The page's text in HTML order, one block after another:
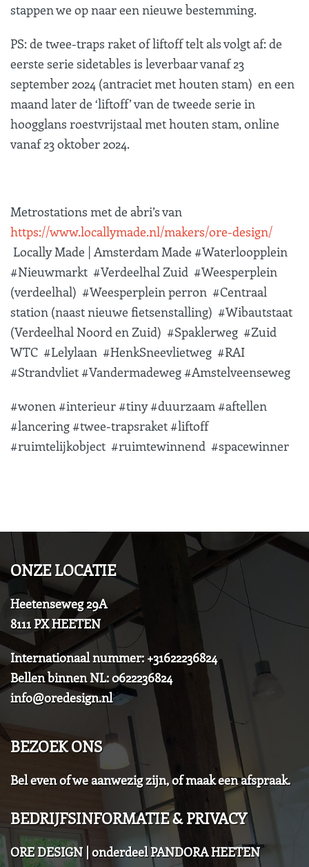
stappen we op naar een nieuwe bestemming.
PS: de twee-traps raket of liftoff telt als volgt af: de
eerste serie sidetables is leverbaar vanaf 23
september 2024 (antraciet met houten stam) en een
maand later de ‘liftoff’ van de tweede serie in
hoogglans roestvrijstaal met houten stam, online
vanaf 23 oktober 2024.
Metrostations met de abri’s van
https://www.locallymade.nl/makers/ore-design/
Locally Made | Amsterdam Made #Waterloopplein
#Nieuwmarkt #Verdeelhal Zuid #Weesperplein
(verdeelhal) #Weesperplein perron #Centraal
station (naast nieuwe fietsenstalling) #Wibautstaat
(Verdeelhal Noord en Zuid) #Spaklerweg #Zuid
WTC #Lelylaan #HenkSneevlietweg #RAI
#Strandvliet #Vandermadeweg #Amstelveenseweg
#wonen #interieur #tiny #duurzaam #aftellen
#lancering#twee-trapsraket #liftoff
#ruimtelijkobject #ruimtewinnend #spacewinner
ONZE LOCATIE
Heetenseweg 29A
8111 PX HEETEN
Internationaal nummer: +31622236824
Bellen binnen NL: 0622236824
info@oredesign.nl
BEZOEK ONS
Bel even of we aanwezig zijn, of maak een afspraak.
BEDRIJFSINFORMATIE & PRIVACY
ORE DESIGN | onderdeel PANDORA HEETEN